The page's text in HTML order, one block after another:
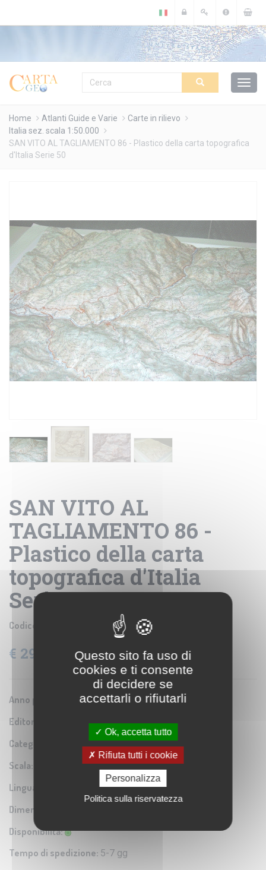
Home Atlanti Guide e Varie
Carte in rilievo
Italia sez. scala 1:50.000
SAN VITO AL TAGLIAMENTO 86 - Plastico della carta topografica
d'Italia Serie 50
SAN VITO AL
TAGLIAMENTO 86 -
Plastico della carta
topografica d'Italia
Serie 50
Codice prodotto: IGM50 PLA 86
€ 29,64 IVA: 4% Inclusa
Anno pubblicazione:1971
Editore/Produttore:Istituto Geografico Militare
Categoria: Carta in rilievo
Scala:
Lingua:
Dimensioni:
Disponibilità:
Tempo di spedizione: 5-7 gg
Questo sito fa uso di
cookies e ti consente
di decidere se
accettarli o rifiutarli
Ok, accetta tutto
Rifiuta tutti i cookie
Personalizza
Politica sulla riservatezza